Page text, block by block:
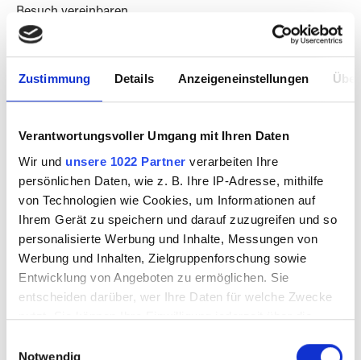
Zustimmung Details Anzeigeneinstellungen
Verantwortungsvoller Umgang mit Ihren Daten
Wir und unsere 1022 Partner verarbeiten Ihre
persönlichen Daten, wie z. B. Ihre IP-Adresse, mithilfe
von Technologien wie Cookies, um Informationen auf
Ihrem Gerät zu speichern und darauf zuzugreifen und so
personalisierte Werbung und Inhalte, Messungen von
Werbung und Inhalten, Zielgruppenforschung sowie
Entwicklung von Angeboten zu ermöglichen. Sie
entscheiden darüber, wer Ihre Daten für welche Zwecke
nutzt. Sie können Ihre Einwilligung jederzeit über die
Trigger Symbol ändern oder widerrufen
Notwendig
Besuch vereinbaren
Magazine & Kultur